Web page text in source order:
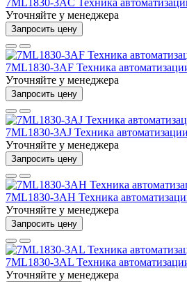
7ML1830-3AC Техника
Уточняйте у менеджера
Запросить цену
7ML1830-3AF Техника
Уточняйте у менеджера
Запросить цену
7ML1830-3AJ Техника автоматизации
Уточняйте у менеджера
Запросить цену
7ML1830-3AH Техника
Уточняйте у менеджера
Запросить цену
7ML1830-3AL Техника
Уточняйте у менеджера